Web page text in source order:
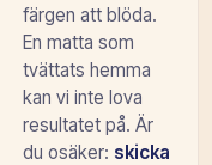
färgen att blöda.
En matta som
tvättats hemma
kan vi inte lova
resultatet på. Är
du osäker: skicka